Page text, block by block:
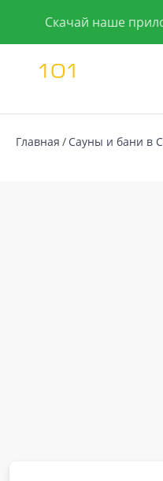
Скачай наше
Главная Сауны и бани в